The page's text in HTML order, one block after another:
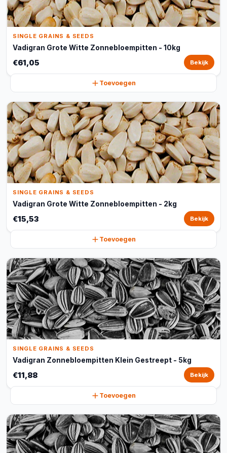
SINGLE GRAINS & SEEDS
Vadigran Grote Witte Zonnebloempitten - 10kg
€61,05 Bekijk
Toevoegen
SINGLE GRAINS & SEEDS
Vadigran Grote Witte Zonnebloempitten - 2kg
€15,53 Bekijk
Toevoegen
SINGLE GRAINS & SEEDS
Vadigran Zonnebloempitten Klein Gestreept - 5kg
€11,88 Bekijk
Toevoegen